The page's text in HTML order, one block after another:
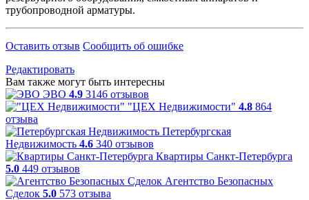
трубопроводной арматуры.
Оставить отзыв Сообщить об ошибке
Редактировать
Вам также могут быть интересны
ЭВО 4.9 3146 отзывов
"ЦЕХ Недвижимости" 4.8 864
отзыва
Петербургская
Недвижимость 4.6 340 отзывов
Квартиры Санкт-Петербурга
5.0 449 отзывов
Агентство Безопасных
Сделок 5.0 573 отзыва